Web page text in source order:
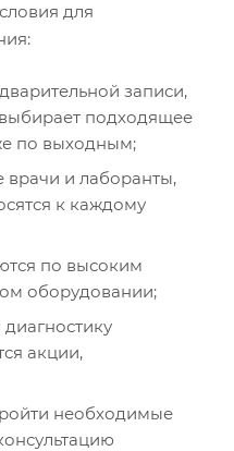
для
записи,
подходящее
по выходным;
врачи и лаборанты,
к каждому
по высоким
оборудовании;
акции,
необходимые